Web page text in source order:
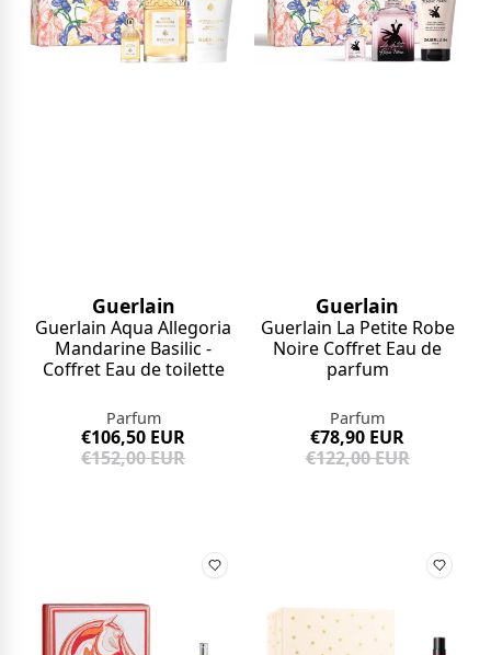
Guerlain
Guerlain Aqua Allegoria
Mandarine Basilic -
Coffret Eau de toilette
Parfum
€106,50 EUR
€152,00 EUR
Guerlain
Guerlain La Petite Robe
Noire Coffret Eau de
parfum
Parfum
€78,90 EUR
€122,00 EUR